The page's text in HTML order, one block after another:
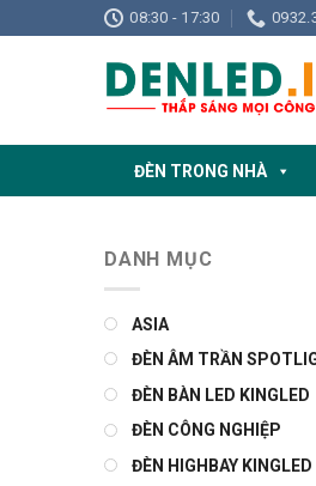
to
08:30 - 17:30
ĐÈN TRONG NHÀ
DANH MỤC
ASIA
ĐÈN ÂM TRẦN
ĐÈN BÀN LED KINGLED
ĐÈN CÔNG NGHIỆP
ĐÈN HIGHBAY KINGLED